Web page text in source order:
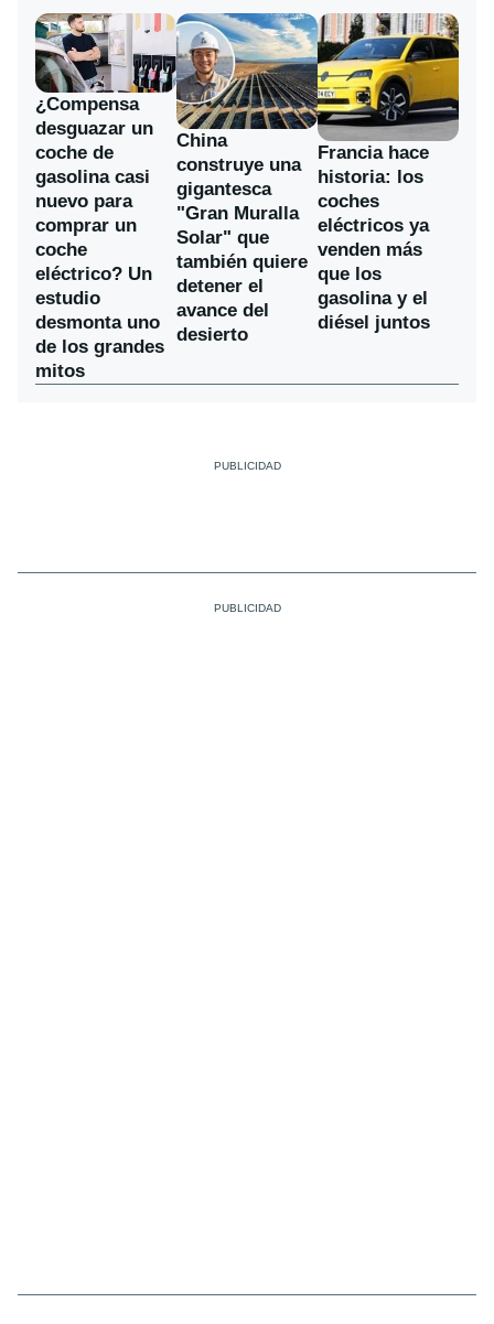
¿Compensa
desguazar un
coche de
gasolina casi
nuevo para
comprar un
coche
eléctrico? Un
estudio
desmonta uno
de los grandes
mitos
China
construye una
gigantesca
"Gran Muralla
Solar" que
también quiere
detener el
avance del
desierto
Francia hace
historia: los
coches
eléctricos ya
venden más
que los
gasolina y el
diésel juntos